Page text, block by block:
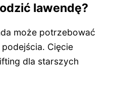
lawendę?
może potrzebować
Cięcie
dla starszych